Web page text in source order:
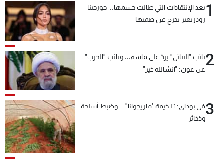
1بعد الإنتقادات التي طالت جسمها... جورجينا
رودريغيز تخرج عن صمتها
2نائب "الثنائي" يردّ على قاسم... ونائب "الحزب"
عن عون: "انشالله خير"
3
في بوداي: ١٦ خيمة "ماريجوانا"... وضبط أسلحة
وذخائر